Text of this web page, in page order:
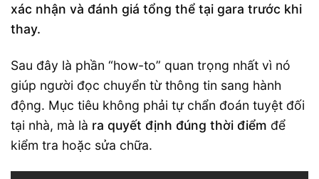
xác nhận và đánh giá tổng thể tại gara trước khi
thay.
Sau đây là phần “how-to” quan trọng nhất vì nó
giúp người đọc chuyển từ thông tin sang hành
động. Mục tiêu không phải tự chẩn đoán tuyệt đối
tại nhà, mà là ra quyết định đúng thời điểm để
kiểm tra hoặc sửa chữa.